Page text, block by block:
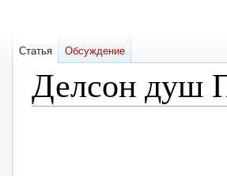
Делсон душ
Статья Обсуждение